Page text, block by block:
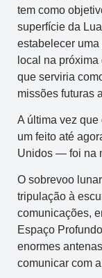
tem como
superfície da
estabelecer
local na
que serviria
missões futuras
A última vez
um feito até
Unidos — foi na
O sobrevoo
tripulação à
comunicações,
Espaço
enormes
comunicar com